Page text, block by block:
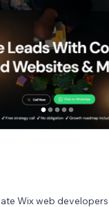
Wix web